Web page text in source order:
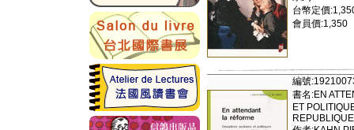
台幣定價
會員價:1,350
編號
書名:EN
ET
REPUBLIQUE